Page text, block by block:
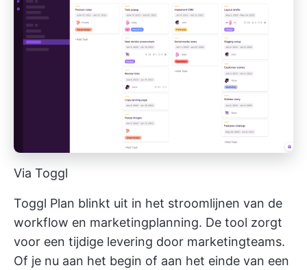
Via Toggl
Toggl Plan blinkt uit in het stroomlijnen van de
workflow en marketingplanning. De tool zorgt
voor een tijdige levering door marketingteams.
Of je nu aan het begin of aan het einde van een